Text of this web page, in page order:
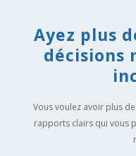
Ayez plus
décisions
Vous voulez avoir plus
rapports clairs qui vous